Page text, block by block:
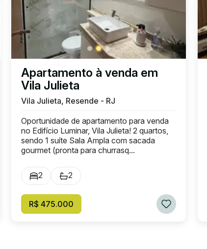
Apartamento à venda em
Vila Julieta
Vila Julieta, Resende - RJ
Oportunidade de apartamento para venda
no Edifício Luminar, Vila Julieta! 2 quartos,
sendo 1 suíte Sala Ampla com sacada
gourmet (pronta para churrasq...
2 2
R$ 475.000